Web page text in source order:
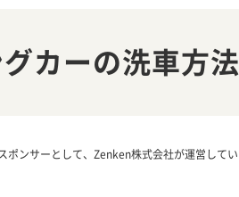
カーの洗車方法
ポンサーとして、Zenken株式会社が運営してい